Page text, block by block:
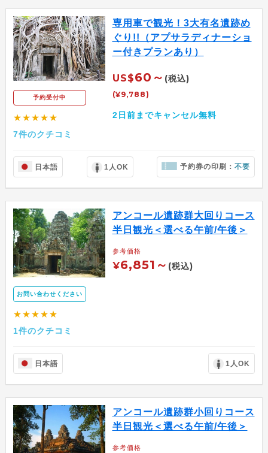
予約受付中
★★★★★
7件のクチコミ
専用車で観光！3大有名遺跡め
ぐり!!（アプサラディナーショ
ー付きプランあり）
US$60～ (税込)
(¥9,788)
2日前までキャンセル無料
日本語 1人OK 予約券の印刷：不要
お問い合わせください
★★★★★
1件のクチコミ
アンコール遺跡群大回りコース
半日観光＜選べる午前/午後＞
参考価格
¥6,851～ (税込)
日本語 1人OK
アンコール遺跡群小回りコース
半日観光＜選べる午前/午後＞
参考価格